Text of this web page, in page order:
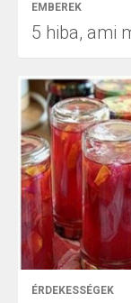
EMBEREK
5 hiba, ami
ÉRDEKESSÉGEK